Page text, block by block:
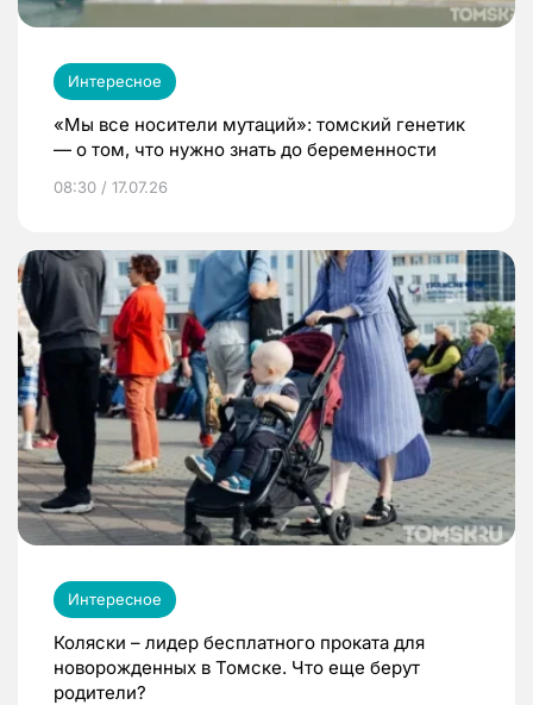
Интересное
«Мы все носители мутаций»: томский генетик
— о том, что нужно знать до беременности
08:30 / 17.07.26
Интересное
Коляски – лидер бесплатного проката для
новорожденных в Томске. Что еще берут
родители?